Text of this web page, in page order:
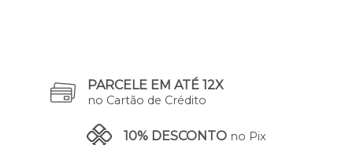
PARCELE EM ATÉ 12X
no Cartão de Crédito
10% DESCONTO no Pix